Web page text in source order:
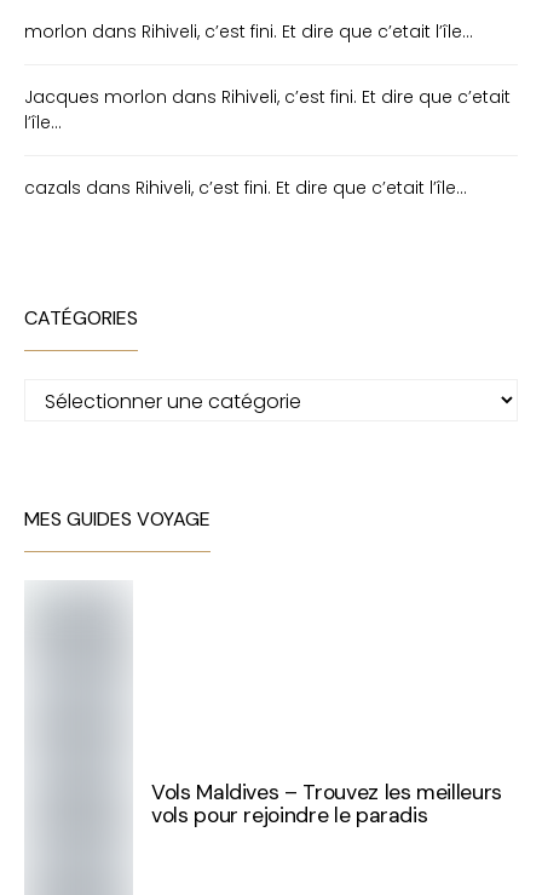
morlon dans Rihiveli, c’est fini. Et dire que c’etait l’île…
Jacques morlon dans Rihiveli, c’est fini. Et dire que c’etait
l’île…
cazals dans Rihiveli, c’est fini. Et dire que c’etait l’île…
CATÉGORIES
Catégories
MES GUIDES VOYAGE
Vols Maldives – Trouvez les meilleurs
vols pour rejoindre le paradis